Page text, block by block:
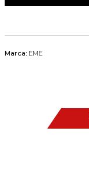
Marca: EME